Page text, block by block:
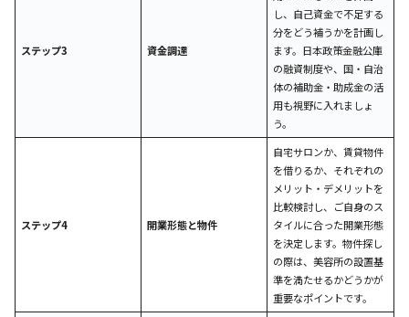
ステップ3 資金調達
し、自己資金で不足する
分をどう補うかを計画し
ます。日本政策金融公庫
の融資制度や、国・自治
体の補助金・助成金の活
用も視野に入れましょ
う。
ステップ4 開業形態と物件
自宅サロンか、賃貸物件
を借りるか、それぞれの
メリット・デメリットを
比較検討し、ご自身のス
タイルに合った開業形態
を決定します。物件探し
の際は、美容所の設置基
準を満たせるかどうかが
重要なポイントです。